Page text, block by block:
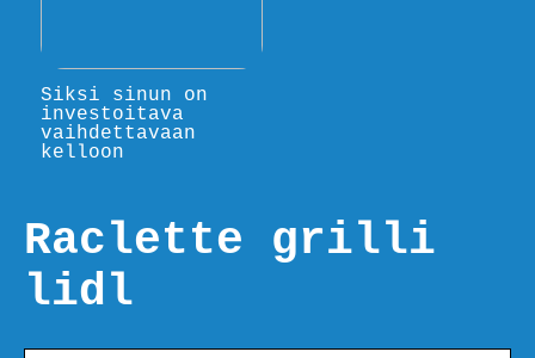
Siksi sinun on
investoitava
vaihdettavaan
kelloon
Raclette grilli
lidl